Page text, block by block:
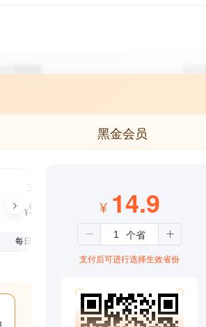
黑金会员
3个月
¥99
每日仅1.08元
¥ 14.9
支付后可进行选择生效省份